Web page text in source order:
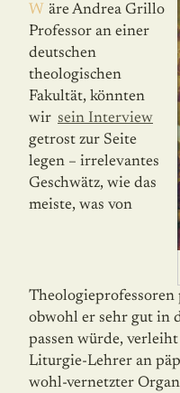
Wäre Andrea Grillo
Professor an einer
deut­schen
theologischen
Fakultät, könnten
wir sein Interview
getrost zur Seite
legen – irrelevantes
Geschwätz, wie das
meiste, was von
obwohl er sehr gut in
passen würde,
Liturgie-Lehrer an
wohl-vernetzter